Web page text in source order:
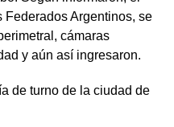
Federados Argentinos, se
cámaras
y aún así ingresaron.
de turno de la ciudad de